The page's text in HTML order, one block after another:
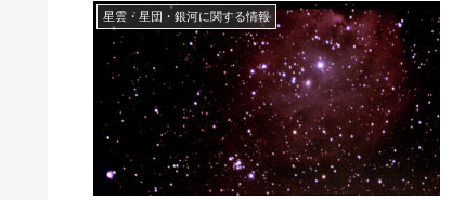
星雲・星団・銀河に関する情報